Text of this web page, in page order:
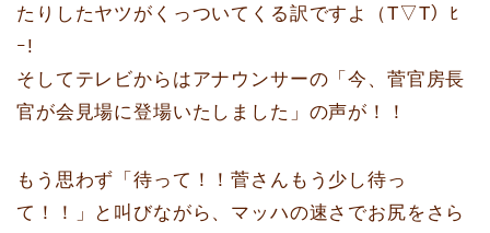
たりしたヤツがくっついてくる訳ですよ（T▽T）ﾋ
ｰ!
そしてテレビからはアナウンサーの「今、菅官房長
官が会見場に登場いたしました」の声が！！
もう思わず「待って！！菅さんもう少し待っ
て！！」と叫びながら、マッハの速さでお尻をさら